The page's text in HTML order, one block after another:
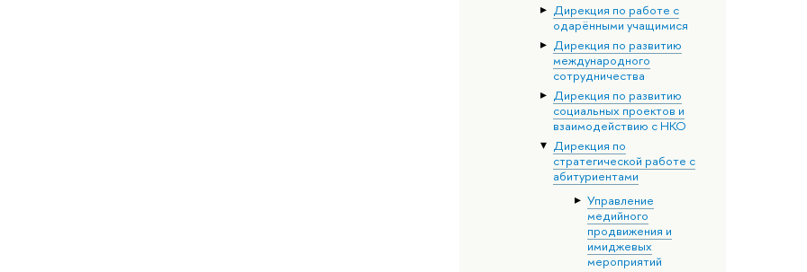
Дирекция по работе с
одарёнными учащимися
Дирекция по развитию
международного
сотрудничества
Дирекция по развитию
социальных проектов и
взаимодействию с НКО
Дирекция по
стратегической работе с
абитуриентами
Управление
медийного
продвижения и
имиджевых
мероприятий